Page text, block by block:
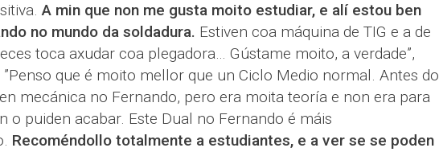
A min que non me gusta moito estudiar, e alí estou ben
no mundo da soldadura. Estiven coa máquina de TIG e a de
toca axudar coa plegadora… Gústame moito, a verdade”,
”Penso que é moito mellor que un Ciclo Medio normal. Antes do
mecánica no Fernando, pero era moita teoría e non era para
o puiden acabar. Este Dual no Fernando é máis
Recoméndollo totalmente a estudiantes, e a ver se se poden